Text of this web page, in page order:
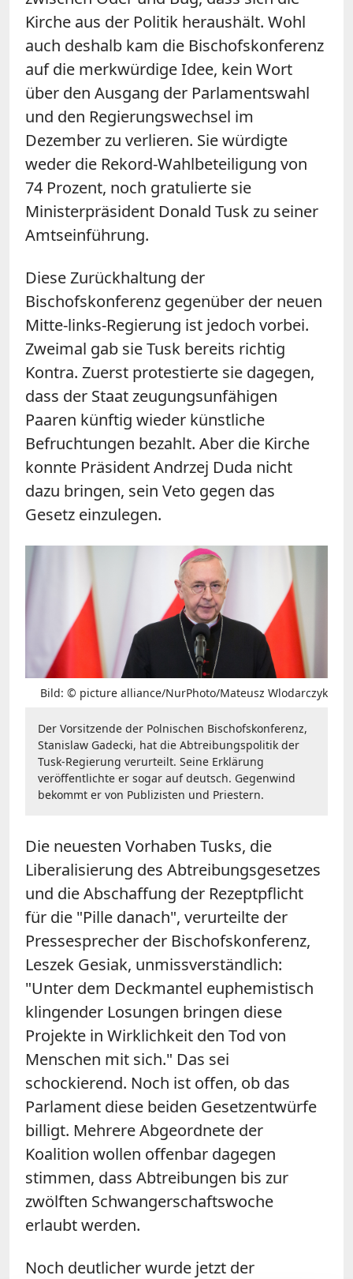
Kirche aus der Politik heraushält. Wohl
auch deshalb kam die Bischofskonferenz
auf die merkwürdige Idee, kein Wort
über den Ausgang der Parlamentswahl
und den Regierungswechsel im
Dezember zu verlieren. Sie würdigte
weder die Rekord-Wahlbeteiligung von
74 Prozent, noch gratulierte sie
Ministerpräsident Donald Tusk zu seiner
Amtseinführung.
Diese Zurückhaltung der
Bischofskonferenz gegenüber der neuen
Mitte-links-Regierung ist jedoch vorbei.
Zweimal gab sie Tusk bereits richtig
Kontra. Zuerst protestierte sie dagegen,
dass der Staat zeugungsunfähigen
Paaren künftig wieder künstliche
Befruchtungen bezahlt. Aber die Kirche
konnte Präsident Andrzej Duda nicht
dazu bringen, sein Veto gegen das
Gesetz einzulegen.
Bild: © picture alliance/NurPhoto/Mateusz Wlodarczyk
Der Vorsitzende der Polnischen Bischofskonferenz,
Stanislaw Gadecki, hat die Abtreibungspolitik der
Tusk-Regierung verurteilt. Seine Erklärung
veröffentlichte er sogar auf deutsch. Gegenwind
bekommt er von Publizisten und Priestern.
Die neuesten Vorhaben Tusks, die
Liberalisierung des Abtreibungsgesetzes
und die Abschaffung der Rezeptpflicht
für die "Pille danach", verurteilte der
Pressesprecher der Bischofskonferenz,
Leszek Gesiak, unmissverständlich:
"Unter dem Deckmantel euphemistisch
klingender Losungen bringen diese
Projekte in Wirklichkeit den Tod von
Menschen mit sich." Das sei
schockierend. Noch ist offen, ob das
Parlament diese beiden Gesetzentwürfe
billigt. Mehrere Abgeordnete der
Koalition wollen offenbar dagegen
stimmen, dass Abtreibungen bis zur
zwölften Schwangerschaftswoche
erlaubt werden.
Noch deutlicher wurde jetzt der